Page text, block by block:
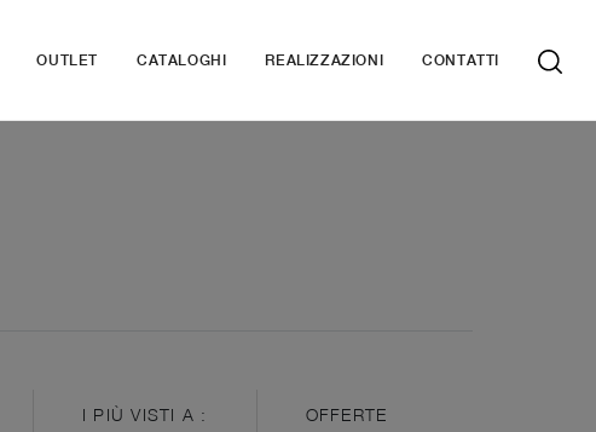
OUTLET CATALOGHI REALIZZAZIONI CONTATTI
I PIÙ VISTI A : OFFERTE